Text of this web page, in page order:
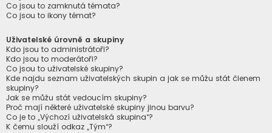
Co jsou to zamknutá témata?
Co jsou to ikony témat?
Uživatelské úrovně a skupiny
Kdo jsou to administrátoři?
Kdo jsou to moderátoři?
Co jsou to uživatelské skupiny?
Kde najdu seznam uživatelských skupin a jak se můžu stát členem
skupiny?
Jak se můžu stát vedoucím skupiny?
Proč mají některé uživatelské skupiny jinou barvu?
Co je to „Výchozí uživatelská skupina“?
K čemu slouží odkaz „Tým“?